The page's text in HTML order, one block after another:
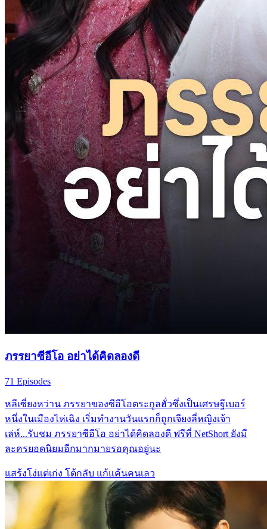
ภรรยาซีอีโอ อย่าได้คิดลองดี
71 Episodes
หลีเซี่ยงหว่าน ภรรยาของซีอีโอตระกูลฮั่วซึ่งเป็นเศรษฐีเบอร์
หนึ่งในเมืองไห่เฉิง เริ่มทำงานวันแรกก็ถูกเจียงลี่หญิงเจ้า
เล่ห์...รับชม ภรรยาซีอีโอ อย่าได้คิดลองดี ฟรีที่ NetShort ยังมี
ละครยอดนิยมอีกมากมายรอคุณอยู่นะ
แสร้งโง่แต่เก่ง โต้กลับ แก้แค้นคนเลว